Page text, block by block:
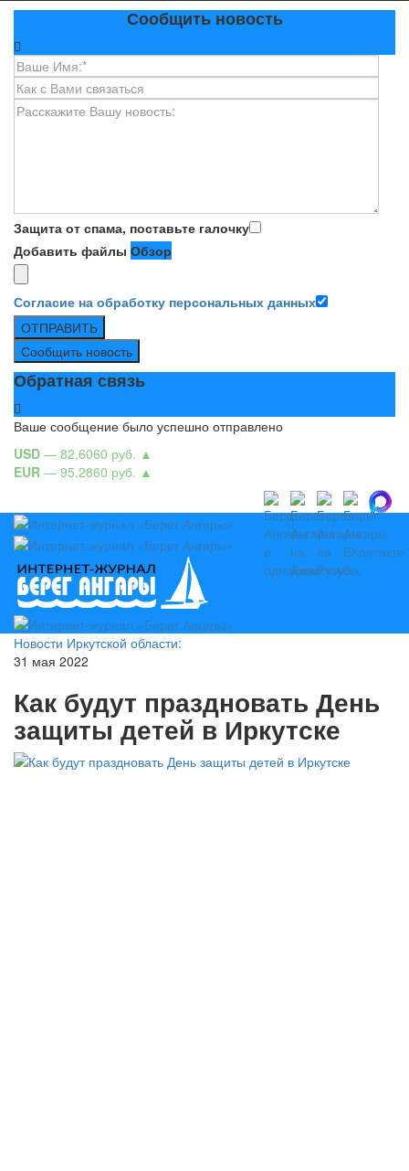
Сообщить новость
Защита от спама, поставьте галочку
Добавить файлы Обзор
Согласие на обработку персональных данных
ОТПРАВИТЬ
Сообщить новость
Обратная связь
Ваше сообщение было успешно отправлено
USD — 82,6060 руб. ▲
EUR — 95,2860 руб. ▲
Новости Иркутской области:
31 мая 2022
Как будут праздновать День
защиты детей в Иркутске